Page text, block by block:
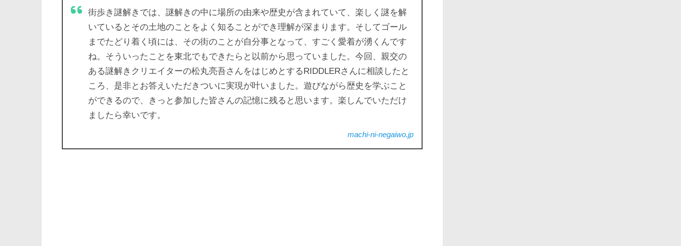
街歩き謎解きでは、謎解きの中に場所の由来や歴史が含まれていて、楽しく謎を解
いているとその土地のことをよく知ることができ理解が深まります。そしてゴール
までたどり着く頃には、その街のことが自分事となって、すごく愛着が湧くんです
ね。そういったことを東北でもできたらと以前から思っていました。今回、親交の
ある謎解きクリエイターの松丸亮吾さんをはじめとするRIDDLERさんに相談したと
ころ、是非とお答えいただきついに実現が叶いました。遊びながら歴史を学ぶこと
ができるので、きっと参加した皆さんの記憶に残ると思います。楽しんでいただけ
ましたら幸いです。
machi-ni-negaiwo.jp